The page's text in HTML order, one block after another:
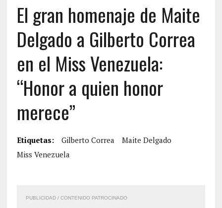
El gran homenaje de Maite
Delgado a Gilberto Correa
en el Miss Venezuela:
“Honor a quien honor
merece”
Etiquetas: Gilberto Correa
Maite Delgado
Miss Venezuela
PUBLICIDAD / CONTENIDO PATROCINADO